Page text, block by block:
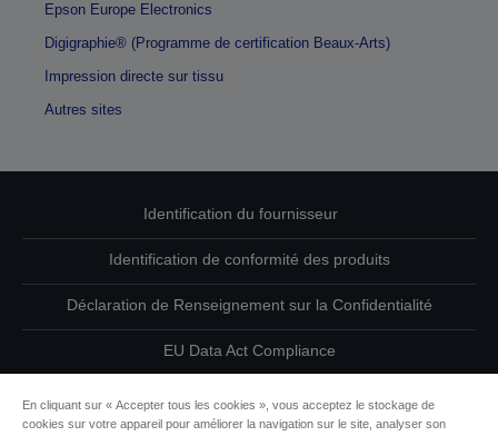
Epson Europe Electronics
Digigraphie® (Programme de certification Beaux-Arts)
Impression directe sur tissu
Autres sites
Identification du fournisseur
Identification de conformité des produits
Déclaration de Renseignement sur la Confidentialité
EU Data Act Compliance
Contactez-nous au sujet de vos données
En cliquant sur « Accepter tous les cookies », vous acceptez le stockage de
cookies sur votre appareil pour améliorer la navigation sur le site, analyser son